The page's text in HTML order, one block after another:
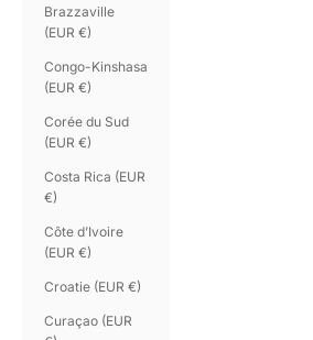
Brazzaville
(EUR €)
Congo-Kinshasa
(EUR €)
Corée du Sud
(EUR €)
Costa Rica (EUR
€)
Côte d’Ivoire
(EUR €)
Croatie (EUR €)
Curaçao (EUR